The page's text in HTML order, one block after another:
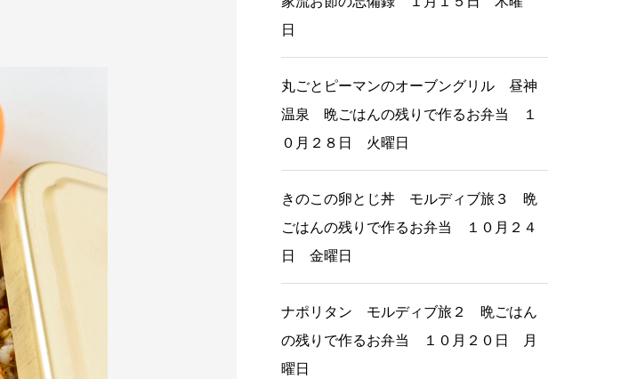
日
丸ごとピーマンのオーブングリル 昼神
温泉 晩ごはんの残りで作るお弁当 １
０月２８日 火曜日
きのこの卵とじ丼 モルディブ旅３ 晩
ごはんの残りで作るお弁当 １０月２４
日 金曜日
ナポリタン モルディブ旅２ 晩ごはん
の残りで作るお弁当 １０月２０日 月
曜日